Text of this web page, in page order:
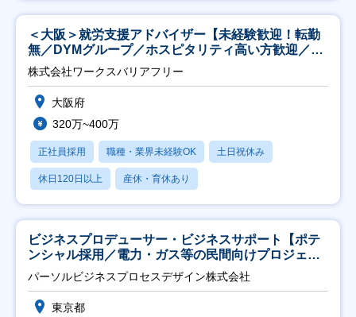
＜大阪＞就労支援アドバイザー【未経験歓迎！転勤
無／DYMグループ／ホスピタリティ高い方歓迎／土
日祝】
株式会社ワークスバリアフリー
大阪府
320万~400万
正社員採用 職種・業界未経験OK 土日祝休み
休日120日以上 産休・育休あり
ビジネスプロデューサー・ビジネスサポート【ポテ
ンシャル採用／電力・ガス等の民間向けプロジェク
ト推進】
パーソルビジネスプロセスデザイン株式会社
東京都